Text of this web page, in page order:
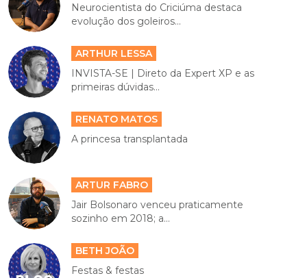
Neurocientista do Criciúma destaca
evolução dos goleiros...
ARTHUR LESSA
INVISTA-SE | Direto da Expert XP e as
primeiras dúvidas...
RENATO MATOS
A princesa transplantada
ARTUR FABRO
Jair Bolsonaro venceu praticamente
sozinho em 2018; a...
BETH JOÃO
Festas & festas